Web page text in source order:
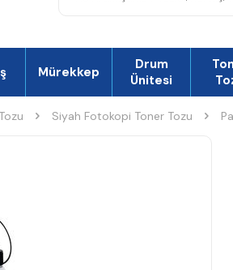
Mürekkep
Drum
Ünitesi
Siyah Fotokopi Toner Tozu